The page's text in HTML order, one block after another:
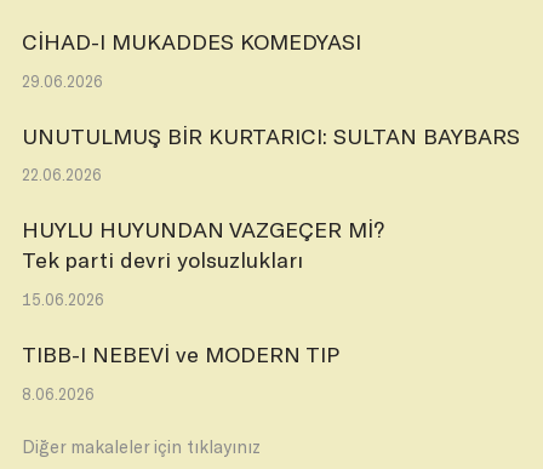
CİHAD-I MUKADDES KOMEDYASI
29.06.2026
UNUTULMUŞ BİR KURTARICI: SULTAN BAYBARS
22.06.2026
HUYLU HUYUNDAN VAZGEÇER Mİ?
Tek parti devri yolsuzlukları
15.06.2026
TIBB-I NEBEVİ ve MODERN TIP
8.06.2026
Diğer makaleler için tıklayınız